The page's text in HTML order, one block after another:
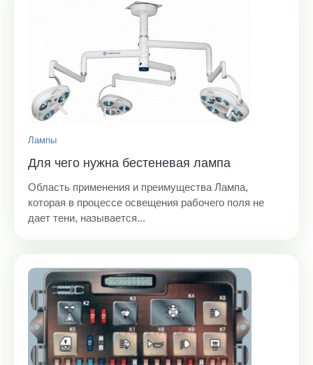
Лампы
Для чего нужна бестеневая лампа
Область применения и преимущества Лампа,
которая в процессе освещения рабочего поля не
дает тени, называется...